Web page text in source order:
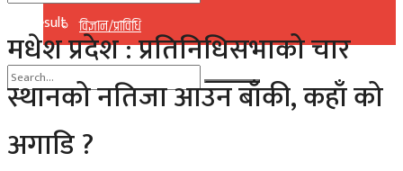
विज्ञान/प्राविधि
No Result
View All Result
No Result
View All Result
मधेश प्रदेश : प्रतिनिधिसभाको चार
स्थानको नतिजा आउन बाँकी, कहाँ को
अगाडि ?